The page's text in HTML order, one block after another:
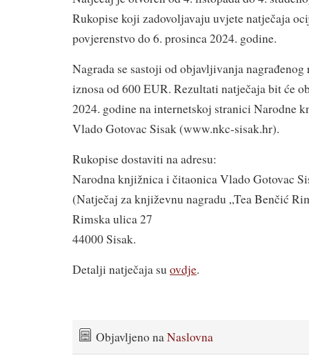
Rukopise koji zadovoljavaju uvjete natječaja
povjerenstvo do 6. prosinca 2024. godine.
Nagrada se sastoji od objavljivanja nagrađenog
iznosa od 600 EUR. Rezultati natječaja bit će
2024. godine na internetskoj stranici Narodne
Vlado Gotovac Sisak (www.nkc-sisak.hr).
Rukopise dostaviti na adresu:
Narodna knjižnica i čitaonica Vlado Gotovac
(Natječaj za književnu nagradu „Tea Benčić
Rimska ulica 27
44000 Sisak.
Detalji natječaja su ovdje.
Objavljeno naNaslovna